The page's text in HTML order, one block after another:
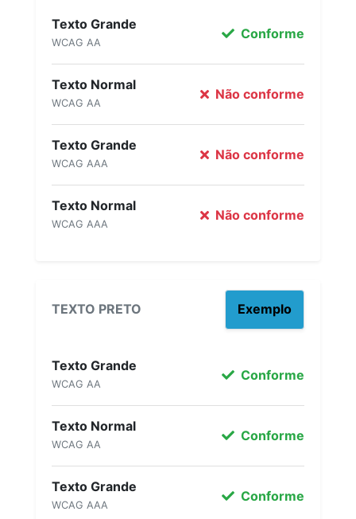
Texto Grande
WCAG AA
Conforme
Texto Normal
WCAG AA
Não conforme
Texto Grande
WCAG AAA
Não conforme
Texto Normal
WCAG AAA
Não conforme
TEXTO PRETO Exemplo
Texto Grande
WCAG AA
Conforme
Texto Normal
WCAG AA
Conforme
Texto Grande
WCAG AAA
Conforme